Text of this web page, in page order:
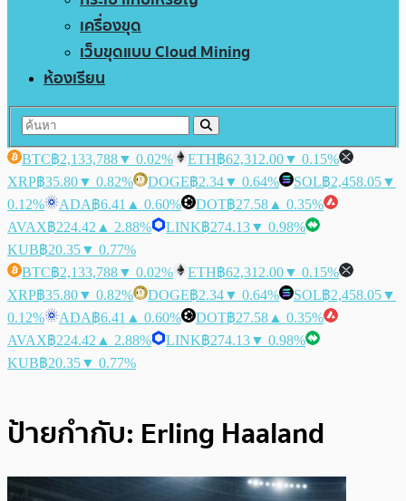
เครื่องขุด
เว็บขุดแบบ Cloud Mining
ห้องเรียน
BTC฿2,133,788▼ 0.02% ETH฿62,312.00▼ 0.15%
XRP฿35.80▼ 0.82% DOGE฿2.34▼ 0.64% SOL฿2,458.05▼
0.12%
ADA฿6.41 ▲ 0.60% DOT฿27.58 ▲ 0.35%
AVAX฿224.42 ▲ 2.88% LINK฿274.13▼ 0.98%
KUB฿20.35▼ 0.77%
BTC฿2,133,788▼ 0.02% ETH฿62,312.00▼ 0.15%
XRP฿35.80▼ 0.82% DOGE฿2.34▼ 0.64% SOL฿2,458.05▼
0.12%
ADA฿6.41 ▲ 0.60% DOT฿27.58 ▲ 0.35%
AVAX฿224.42 ▲ 2.88% LINK฿274.13▼ 0.98%
KUB฿20.35▼ 0.77%
ป้ายกำกับ: Erling Haaland